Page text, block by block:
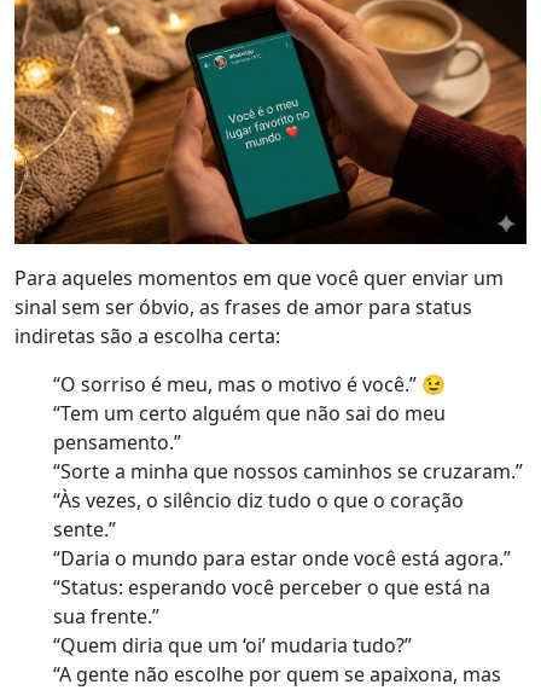
Para aqueles momentos em que você quer enviar um
sinal sem ser óbvio, as frases de amor para status
indiretas são a escolha certa:
“O sorriso é meu, mas o motivo é você.” 😉
“Tem um certo alguém que não sai do meu
pensamento.”
“Sorte a minha que nossos caminhos se cruzaram.”
“Às vezes, o silêncio diz tudo o que o coração
sente.”
“Daria o mundo para estar onde você está agora.”
“Status: esperando você perceber o que está na
sua frente.”
“Quem diria que um ‘oi’ mudaria tudo?”
“A gente não escolhe por quem se apaixona, mas